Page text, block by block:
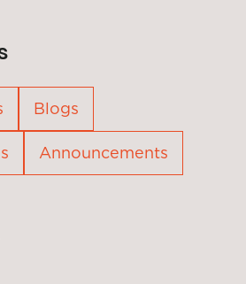
Blogs
Announcements